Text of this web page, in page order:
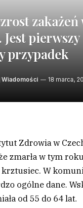
zakażeń
Jest pierwszy
przypadek
Wiadomości 18 marca,
Zdrowia w
zmarła w tym
krztusiec. W
ogólne dane.
od 55 do 64 lat.